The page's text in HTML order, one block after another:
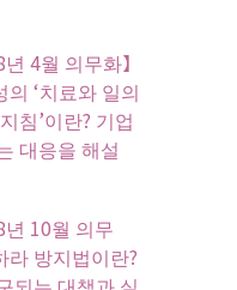
년 4월 의무화】
의 ‘치료와 일의
침’이란? 기업
대응을 해설
년 10월 의무
라 방지법이란?